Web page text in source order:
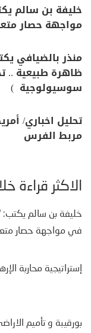
خليفة بن سالم
مواجهة حصار
منذر بالضيافي
ظاهرة طبيعية ..
سوسيولوجية )
تحليل اخباري/
مربط الفرس
الأكثر قراءة
خليفة بن سالم يكتب:
في مواجهة حصار
إستراتيجية محاربة
بورقيبة و تأميم